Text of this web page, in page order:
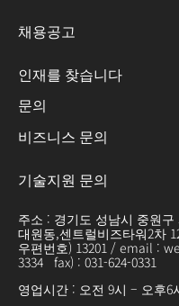
채용공고
인재를 찾습니다
문의
비즈니스 문의
기술지원 문의
주소 : 경기도 성남시 중원구
대원동,센트럴비즈타워2차
우편번호) 13201 / email :
3334 fax) : 031-624-0331
영업시간 : 오전 9시 – 오후6